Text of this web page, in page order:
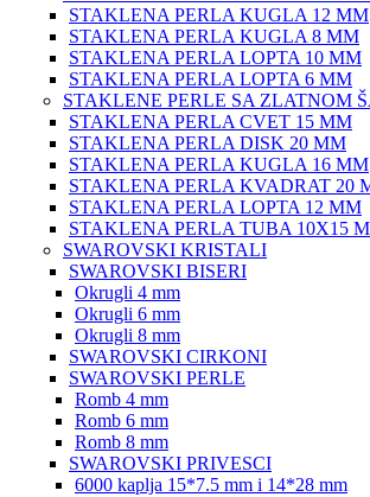
STAKLENA PERLA KUGLA 12 MM
STAKLENA PERLA KUGLA 8 MM
STAKLENA PERLA LOPTA 10 MM
STAKLENA PERLA LOPTA 6 MM
STAKLENE PERLE SA ZLATNOM
STAKLENA PERLA CVET 15 MM
STAKLENA PERLA DISK 20 MM
STAKLENA PERLA KUGLA 16 MM
STAKLENA PERLA KVADRAT 20
STAKLENA PERLA LOPTA 12 MM
STAKLENA PERLA TUBA 10X15
SWAROVSKI KRISTALI
SWAROVSKI BISERI
Okrugli 4 mm
Okrugli 6 mm
Okrugli 8 mm
SWAROVSKI CIRKONI
SWAROVSKI PERLE
Romb 4 mm
Romb 6 mm
Romb 8 mm
SWAROVSKI PRIVESCI
6000 kaplja 15*7.5 mm i 14*28 mm